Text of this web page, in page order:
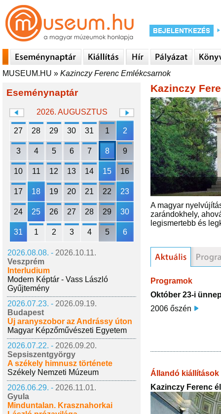
MUSEUM.HU » Kazinczy Ferenc Emlékcsarnok
Eseménynaptár
2026. AUGUSZTUS
27 28 29 30 31 1 2
3 4 5 6 7 8 9
10 11 12 13 14 15 16
17 18 19 20 21 22 23
24 25 26 27 28 29 30
31 1 2 3 4 5 6
2026.08.08. - 2026.10.11.
Veszprém
Interludium
Modern Képtár - Vass László
Gyűjtemény
2026.07.23. - 2026.09.19.
Budapest
Új aranyszobor az Andrássy úton
Magyar Képzőművészeti Egyetem
2026.07.22. - 2026.09.20.
Sepsiszentgyörgy
A székely himnusz története
Székely Nemzeti Múzeum
2026.06.29. - 2026.11.01.
Gyula
Minduntalan. Krasznahorkai
Kazinczy
A magyar
zarándokhely,
legismertebb és
Programok
Október 23-i
2006 őszén
Állandó kiállítások
Kazinczy Ferenc